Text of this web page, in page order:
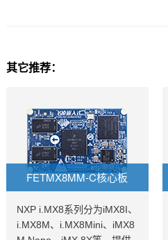
其它推荐：
FETMX8MM-C核心板
NXP i.MX8系列分为iMX8I、
i.MX8M、i.MX8Mini、iMX8